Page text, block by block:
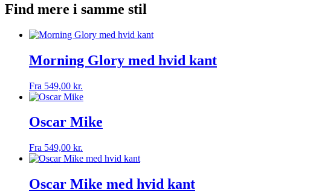
Find mere i samme stil
Morning Glory med hvid kant
Fra 549,00 kr.
Oscar Mike
Fra 549,00 kr.
Oscar Mike med hvid kant